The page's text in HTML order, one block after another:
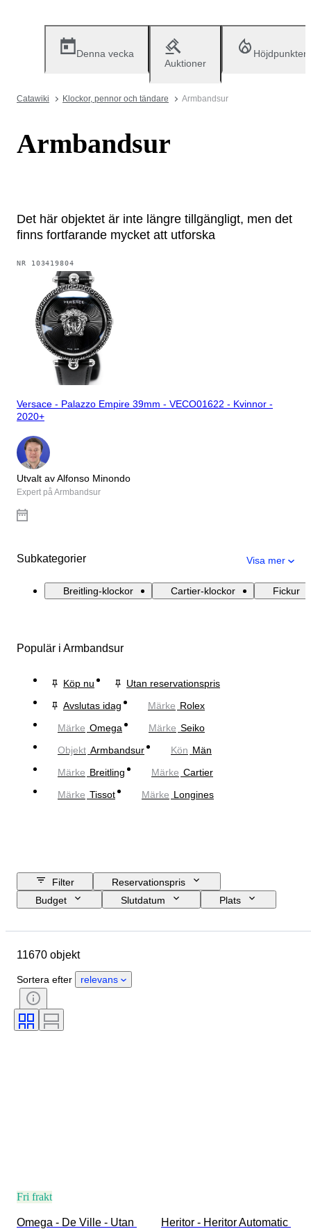
Denna vecka
Auktioner
Höjdpunkter
Catawiki Klockor, pennor och tändare Armbandsur
Armbandsur
Det här objektet är inte längre tillgängligt, men det
finns fortfarande mycket att utforska
NR 103419804
Versace - Palazzo Empire 39mm - VECO01622 - Kvinnor -
2020+
Utvalt av Alfonso Minondo
Expert på Armbandsur
Subkategorier Visa mer
Breitling-klockor Cartier-klockor Fickur
Populär i Armbandsur
Köp nu
Utan reservationspris
Avslutas idag
Märke Rolex
Märke Omega Märke Seiko
Objekt Armbandsur Kön Män
Märke Breitling Märke Cartier
Märke Tissot Märke Longines
Filter
Reservationspris
Budget
Slutdatum
Plats
Ursprungsland
Skick
Period
Certifiering
Bindning
Färg
11670 objekt
Sortera efter relevans
Fri frakt
Omega - De Ville - Utan
Heritor - Heritor Automatic